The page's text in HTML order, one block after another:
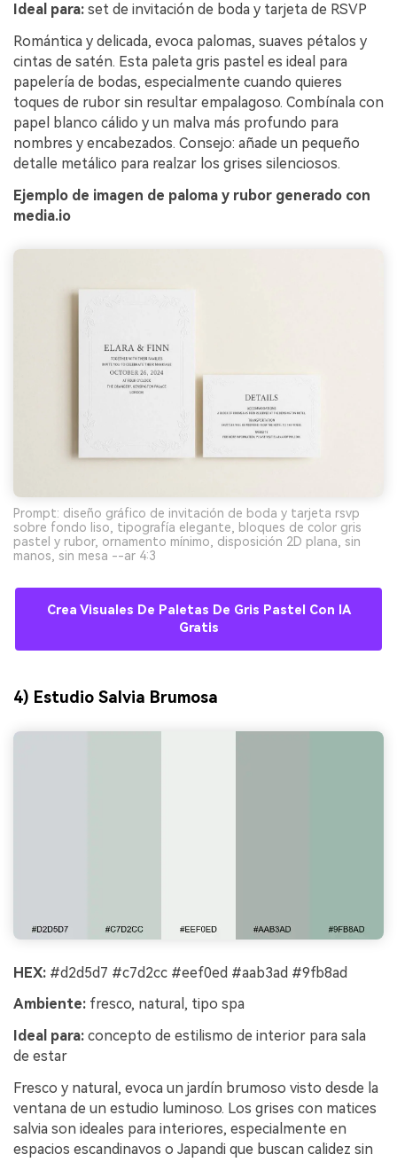
Ideal para: set de invitación de boda y tarjeta de RSVP
Romántica y delicada, evoca palomas, suaves pétalos y
cintas de satén. Esta paleta gris pastel es ideal para
papelería de bodas, especialmente cuando quieres
toques de rubor sin resultar empalagoso. Combínala con
papel blanco cálido y un malva más profundo para
nombres y encabezados. Consejo: añade un pequeño
detalle metálico para realzar los grises silenciosos.
Ejemplo de imagen de paloma y rubor generado con
media.io
Prompt: diseño gráfico de invitación de boda y tarjeta rsvp
sobre fondo liso, tipografía elegante, bloques de color gris
pastel y rubor, ornamento mínimo, disposición 2D plana, sin
manos, sin mesa --ar 4:3
Crea Visuales De Paletas De Gris Pastel Con IA
Gratis
4) Estudio Salvia Brumosa
HEX: #d2d5d7 #c7d2cc #eef0ed #aab3ad #9fb8ad
Ambiente: fresco, natural, tipo spa
Ideal para: concepto de estilismo de interior para sala
de estar
Fresco y natural, evoca un jardín brumoso visto desde la
ventana de un estudio luminoso. Los grises con matices
salvia son ideales para interiores, especialmente en
espacios escandinavos o Japandi que buscan calidez sin